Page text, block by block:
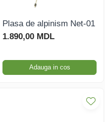
Plasa de alpinism Net-01
1.890,00 MDL
Adauga in cos